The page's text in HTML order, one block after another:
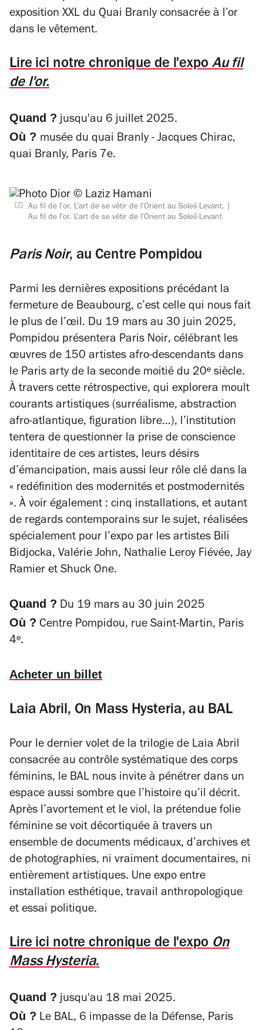
exposition XXL du Quai Branly consacrée à l’or
dans le vêtement.
Lire ici notre chronique de l'expoAu fil
de l'or.
Quand ? jusqu'au 6 juillet 2025.
Où ? musée du quai Branly - Jacques Chirac,
quai Branly, Paris 7e.
Au fil de l'or. L'art de se vêtir de l'Orient au Soleil-Levant.
Au fil de l'or. L'art de se vêtir de l'Orient au Soleil-Levant
Paris Noir, au Centre Pompidou
Parmi les dernières expositions précédant la
fermeture de Beaubourg, c’est celle qui nous fait
le plus de l’œil. Du 19 mars au 30 juin 2025,
Pompidou présentera Paris Noir, célébrant les
œuvres de 150 artistes afro-descendants dans
le Paris arty de la seconde moitié du 20ᵉ siècle.
À travers cette rétrospective, qui explorera moult
courants artistiques (surréalisme, abstraction
afro-atlantique, figuration libre…), l’institution
tentera de questionner la prise de conscience
identitaire de ces artistes, leurs désirs
d’émancipation, mais aussi leur rôle clé dans la
« redéfinition des modernités et postmodernités
». À voir également : cinq installations, et autant
de regards contemporains sur le sujet, réalisées
spécialement pour l’expo par les artistes Bili
Bidjocka, Valérie John, Nathalie Leroy Fiévée, Jay
Ramier et Shuck One.
Quand ? Du 19 mars au 30 juin 2025
Où ? Centre Pompidou, rue Saint-Martin, Paris
4ᵉ.
Acheter un billet
Laia Abril, On Mass Hysteria, au BAL
Pour le dernier volet de la trilogie de Laia Abril
consacrée au contrôle systématique des corps
féminins, le BAL nous invite à pénétrer dans un
espace aussi sombre que l’histoire qu’il décrit.
Après l’avortement et le viol, la prétendue folie
féminine se voit décortiquée à travers un
ensemble de documents médicaux, d’archives et
de photographies, ni vraiment documentaires, ni
entièrement artistiques. Une expo entre
installation esthétique, travail anthropologique
et essai politique.
Lire ici notre chronique de l'expoOn
Mass Hysteria.
Quand ? jusqu'au 18 mai 2025.
Où ? Le BAL, 6 impasse de la Défense, Paris